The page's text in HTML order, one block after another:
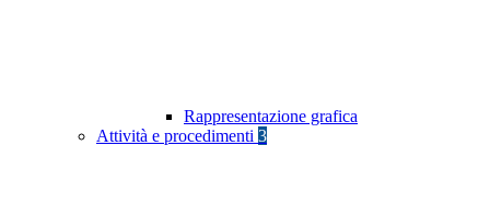
Rappresentazione grafica
Attività e procedimenti 3